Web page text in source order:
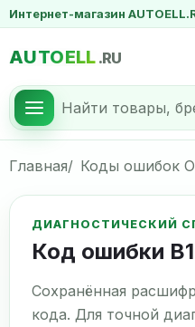
Интернет-магазин
AUTOELL .RU
Главная Коды ошибок
ДИАГНОСТИЧЕСКИЙ
Код ошибки
Сохранённая
кода. Для точной